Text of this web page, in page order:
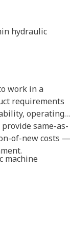
hydraulic
work in a
requirements
operating
same-as-
of-new costs —
machine